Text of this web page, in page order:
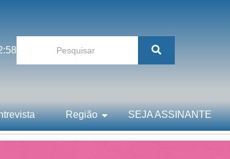
Região SEJA ASSINANTE